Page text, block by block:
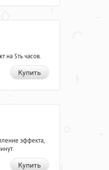
на 5ть часов.
Купить
эффекта,
Купить